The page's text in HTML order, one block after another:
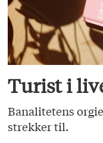
Turist i
Banalitetens
strekker til.